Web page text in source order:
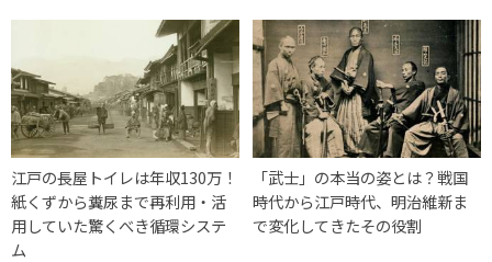
江戸の長屋トイレは年収130万！
紙くずから糞尿まで再利用・活
用していた驚くべき循環システ
ム
「武士」の本当の姿とは？戦国
時代から江戸時代、明治維新ま
で変化してきたその役割